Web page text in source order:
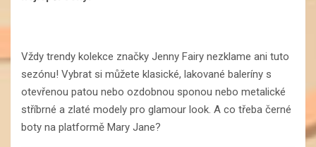
Vždy trendy kolekce značky Jenny Fairy nezklame ani tuto
sezónu! Vybrat si můžete klasické, lakované baleríny s
otevřenou patou nebo ozdobnou sponou nebo metalické
stříbrné a zlaté modely pro glamour look. A co třeba černé
boty na platformě Mary Jane?